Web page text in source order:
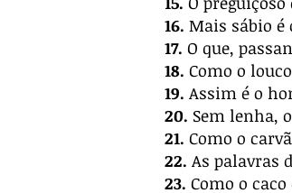
16. Mais sábio é
17. O que,
18. Como o
19. Assim é o
20. Sem lenha,
21. Como o
22. As palavras
23. Como o